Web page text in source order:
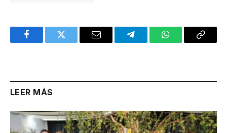
FacebookTwitter Email TelegramWhatsAppCopy
LEER MÁS